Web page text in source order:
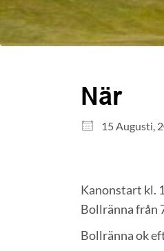
När
15 Augusti,
Ladda ner
Outlook Live
Kanonstart kl.
Bollränna från
Bollränna ok